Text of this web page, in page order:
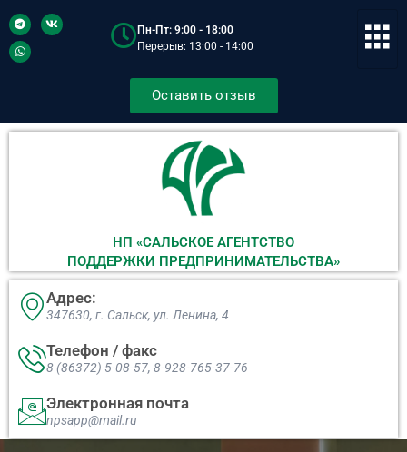
Пн-Пт: 9:00 - 18:00
Перерыв: 13:00 - 14:00
Оставить отзыв
НП «САЛЬСКОЕ АГЕНТСТВО
ПОДДЕРЖКИ ПРЕДПРИНИМАТЕЛЬСТВА»
Адрес:
347630, г. Сальск, ул. Ленина, 4​
Телефон / факс
8 (86372) 5-08-57, 8-928-765-37-76
Электронная почта
npsapp@mail.ru